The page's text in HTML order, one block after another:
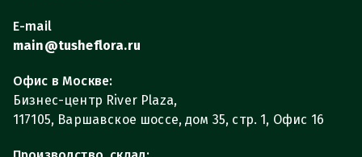
E-mail
main@tusheflora.ru
Офис в Москве:
Бизнес-центр River Plaza,
117105, Варшавское шоссе, дом 35, стр. 1, Офис 16